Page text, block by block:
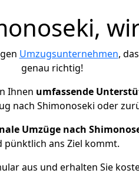
Umzugsunternehmen,
genau richtig!
Ihnen umfassende
nach Shimonoseki oder
Umzüge nach
pünktlich ans Ziel kommt.
aus und erhalten Sie